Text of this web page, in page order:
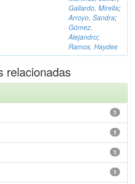
Gallardo, Mirella;
Arroyo, Sandra;
Gómez,
Alejandro;
Ramos, Haydee
relacionadas
1
1
1
1